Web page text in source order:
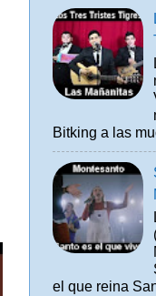
Bitking a las
el que reina